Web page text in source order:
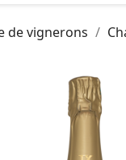
de vignerons